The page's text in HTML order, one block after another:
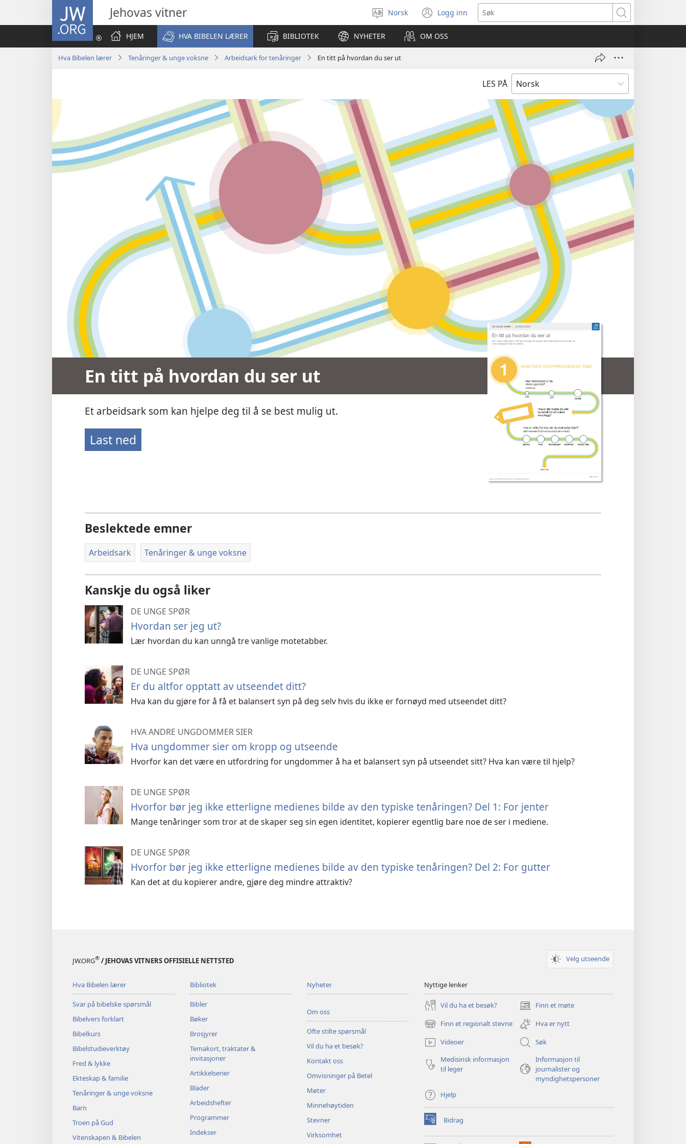
JW.ORG Jehovas vitner
Velg
språk
Norsk Logg inn
(åpner
nytt
vindu)
Søk
HJEM
HVA BIBELEN LÆRER BIBLIOTEK NYHETER OM OSS
Hva Bibelen lærer Tenåringer & unge voksne Arbeidsark for tenåringer En titt på hvordan du ser ut
LES PÅ
En titt på hvordan du ser ut
Et arbeidsark som kan hjelpe deg til å se best mulig ut.
Last ned
Beslektede emner
Arbeidsark Tenåringer & unge voksne
Kanskje du også liker
DE UNGE SPØR
Hvordan ser jeg ut?
Lær hvordan du kan unngå tre vanlige motetabber.
DE UNGE SPØR
Er du altfor opptatt av utseendet ditt?
Hva kan du gjøre for å få et balansert syn på deg selv hvis du ikke er fornøyd med utseendet ditt?
HVA ANDRE UNGDOMMER SIER
Hva ungdommer sier om kropp og utseende
Hvorfor kan det være en utfordring for ungdommer å ha et balansert syn på utseendet sitt? Hva kan være til hjelp?
DE UNGE SPØR
Hvorfor bør jeg ikke etterligne medienes bilde av den typiske tenåringen? Del 1: For jenter
Mange tenåringer som tror at de skaper seg sin egen identitet, kopierer egentlig bare noe de ser i mediene.
DE UNGE SPØR
Hvorfor bør jeg ikke etterligne medienes bilde av den typiske tenåringen? Del 2: For gutter
Kan det at du kopierer andre, gjøre deg mindre attraktiv?
JW.ORG® / JEHOVAS VITNERS OFFISIELLE NETTSTED Velg utseende
Hva Bibelen lærer
Svar på bibelske spørsmål
Bibelvers forklart
Bibelkurs
Bibelstudieverktøy
Fred & lykke
Ekteskap & familie
Tenåringer & unge voksne
Barn
Troen på Gud
Vitenskapen & Bibelen
Bibliotek
Bibler
Bøker
Brosjyrer
Temakort, traktater &
invitasjoner
Artikkelserier
Blader
Arbeidshefter
Programmer
Indekser
Nyheter
Om oss
Ofte stilte spørsmål
Vil du ha et besøk?
Kontakt oss
Omvisninger på Betel
Møter
Minnehøytiden
Stevner
Virksomhet
Nyttige lenker
Vil du ha et besøk? Finn et møte
(åpner
nytt
vindu)
Finn et regionalt stevne
(åpner
nytt
vindu)
Hva er nytt
Videoer
Søk
Medisinsk informasjon
til leger
Informasjon til
journalister og
myndighetspersoner
Hjelp
Bidrag
(åpner
nytt